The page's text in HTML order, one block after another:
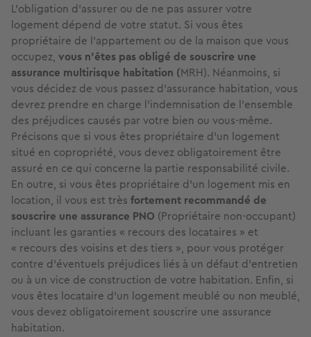
L’obligation d’assurer ou de ne pas assurer votre
logement dépend de votre statut. Si vous êtes
propriétaire de l’appartement ou de la maison que vous
occupez, vous n’êtes pas obligé de souscrire une
assurance multirisque habitation (MRH). Néanmoins, si
vous décidez de vous passez d’assurance habitation, vous
devrez prendre en charge l'indemnisation de l’ensemble
des préjudices causés par votre bien ou vous-même.
Précisons que si vous êtes propriétaire d’un logement
situé en copropriété, vous devez obligatoirement être
assuré en ce qui concerne la partie responsabilité civile.
En outre, si vous êtes propriétaire d’un logement mis en
location, il vous est très fortement recommandé de
souscrire une assurance PNO (Propriétaire non-occupant)
incluant les garanties « recours des locataires » et
« recours des voisins et des tiers », pour vous protéger
contre d’éventuels préjudices liés à un défaut d’entretien
ou à un vice de construction de votre habitation. Enfin, si
vous êtes locataire d’un logement meublé ou non meublé,
vous devez obligatoirement souscrire une assurance
habitation.